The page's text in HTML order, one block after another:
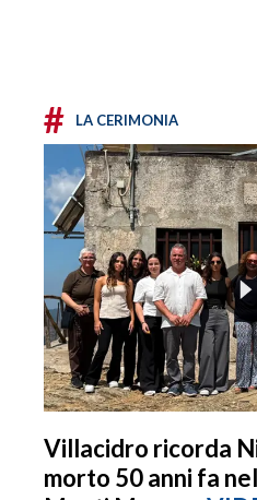
# LA CERIMONIA
Villacidro ricorda
morto 50 anni fa